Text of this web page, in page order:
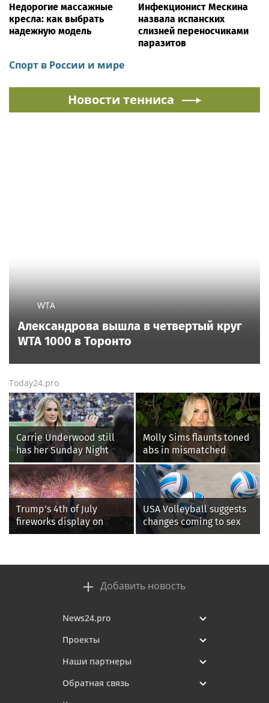
Недорогие массажные
кресла: как выбрать
надежную модель
Инфекционист Мескина
назвала испанских
слизней переносчиками
паразитов
Спорт в России и мире
Новости тенниса
WTA
Александрова вышла в четвертый круг
WTA 1000 в Торонто
Today24.pro
Carrie Underwood still
has her Sunday Night
Football fastball,
awkward Jim Harbaugh &
Baywatch Livvy Dunne!
Molly Sims flaunts toned
abs in mismatched
bikini during perfect
beach day with her kids
Trump's 4th of July
fireworks display on
National Mall confirmed
USA Volleyball suggests
changes coming to sex
testing, while junior
Добавить новость
News24.pro
Проекты
Наши партнеры
Обратная связь